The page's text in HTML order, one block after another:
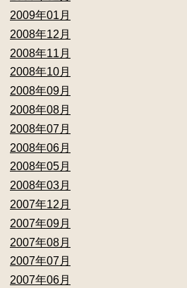
2009年01月
2008年12月
2008年11月
2008年10月
2008年09月
2008年08月
2008年07月
2008年06月
2008年05月
2008年03月
2007年12月
2007年09月
2007年08月
2007年07月
2007年06月